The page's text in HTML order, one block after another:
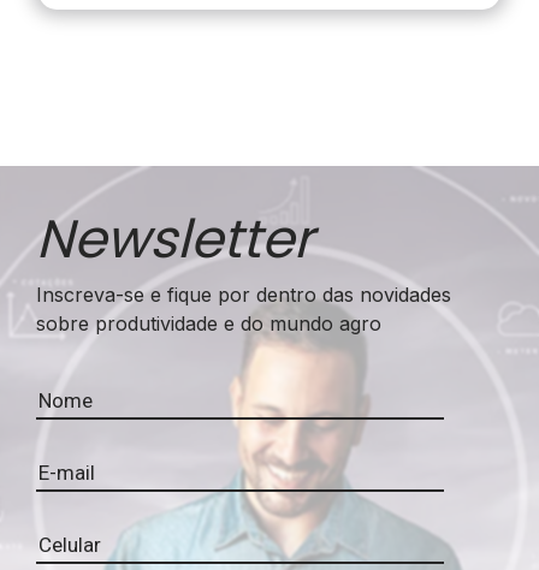
são visionárias, mas principalmente
agronegócio superar desafios e coletivamente
construir caminhos para fazer com que esse
negócio, que é a mola propulsora da economia
brasileira, seja cada vez mais forte”, destacou o
presidente.
Saiba mais o
prêmio 100 Mais
Influentes do
Agronegócio
Newsletter
Inscreva-se e fique por dentro das novidades
sobre produtividade e do mundo agro